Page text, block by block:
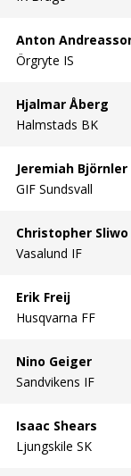
Anton
Örgryte IS
Hjalmar Åberg
Halmstads BK
Jeremiah Björnler
GIF Sundsvall
Christopher Sliwo
Vasalund IF
Erik Freij
Husqvarna FF
Nino Geiger
Sandvikens IF
Isaac Shears
Ljungskile SK